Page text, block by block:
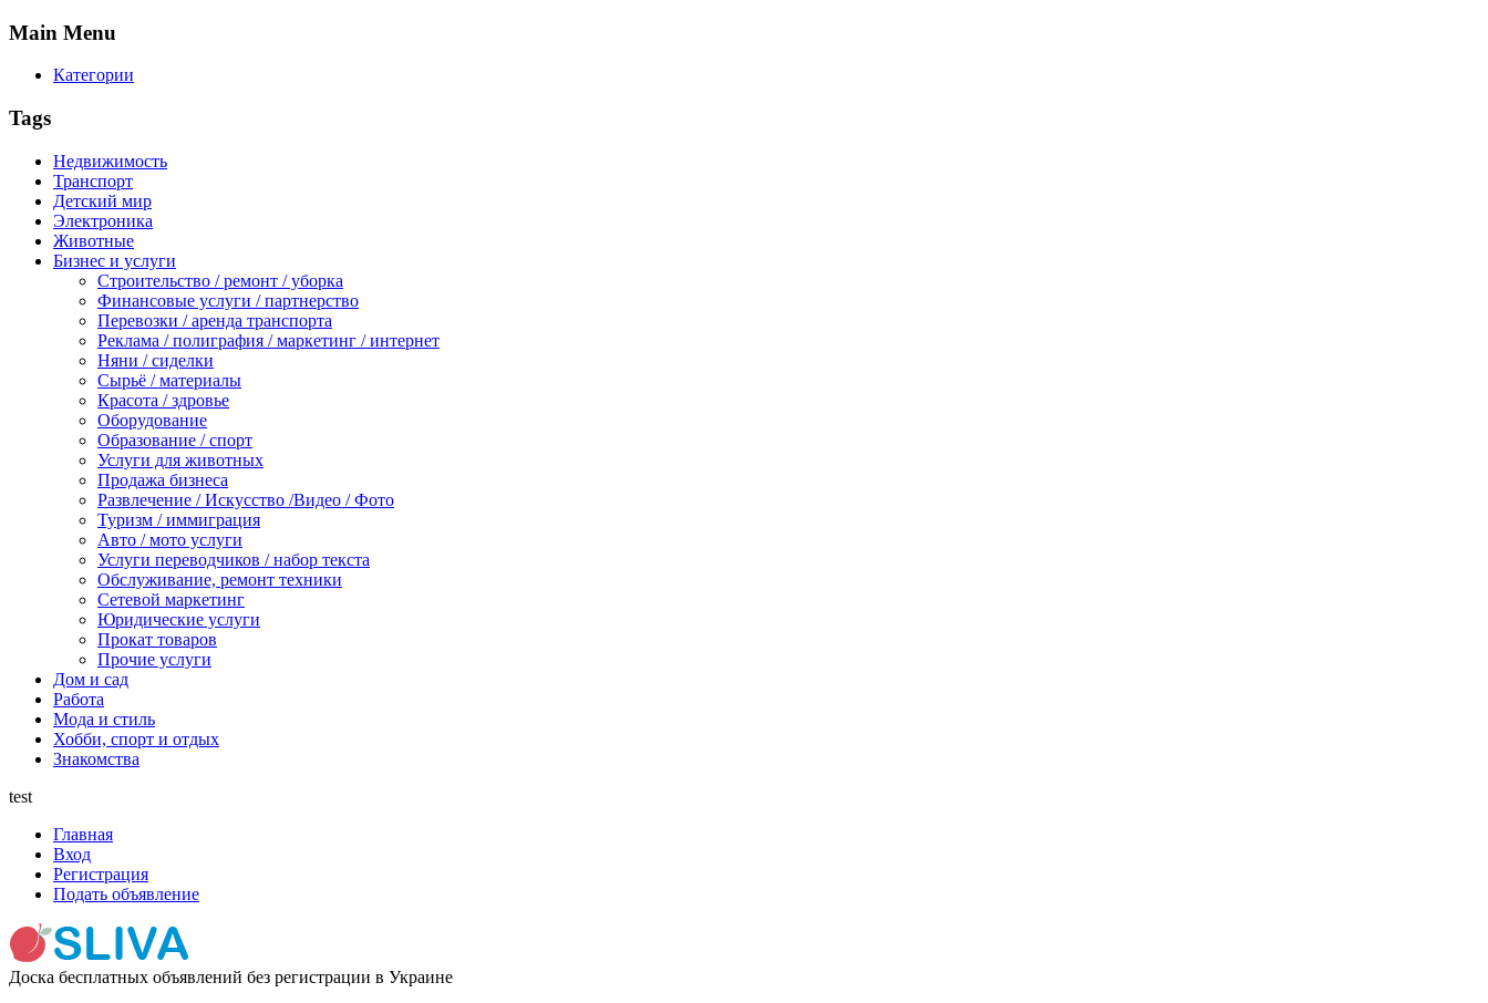
Main Menu
Категории
Tags
Недвижимость
Транспорт
Детский мир
Электроника
Животные
Бизнес и услуги
Строительство / ремонт / уборка
Финансовые услуги / партнерство
Перевозки / аренда транспорта
Реклама / полиграфия / маркетинг / интернет
Няни / сиделки
Сырьё / материалы
Красота / здровье
Оборудование
Образование / спорт
Услуги для животных
Продажа бизнеса
Развлечение / Искусство /Видео / Фото
Туризм / иммиграция
Авто / мото услуги
Услуги переводчиков / набор текста
Обслуживание, ремонт техники
Сетевой маркетинг
Юридические услуги
Прокат товаров
Прочие услуги
Дом и сад
Работа
Мода и стиль
Хобби, спорт и отдых
Знакомства
test
Главная
Вход
Регистрация
Подать объявление
Доска бесплатных объявлений без регистрации в Украине